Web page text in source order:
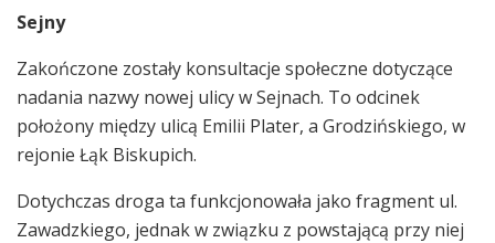
Sejny
Zakończone zostały konsultacje społeczne dotyczące
nadania nazwy nowej ulicy w Sejnach. To odcinek
położony między ulicą Emilii Plater, a Grodzińskiego, w
rejonie Łąk Biskupich.
Dotychczas droga ta funkcjonowała jako fragment ul.
Zawadzkiego, jednak w związku z powstającą przy niej